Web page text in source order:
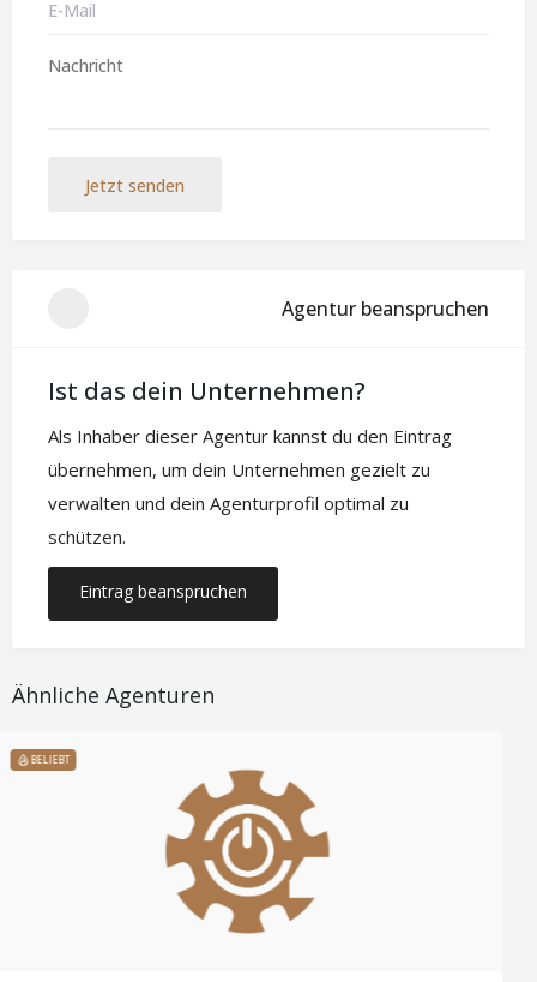
Jetzt senden
Agentur beanspruchen
Ist das dein Unternehmen?
Als Inhaber dieser Agentur kannst du den Eintrag
übernehmen, um dein Unternehmen gezielt zu
verwalten und dein Agenturprofil optimal zu
schützen.
Eintrag beanspruchen
Ähnliche Agenturen
BELIEBT